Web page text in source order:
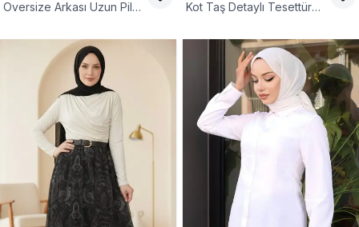
Oversize Arkası Uzun Pileli
Kot Taş Detaylı Tesettür